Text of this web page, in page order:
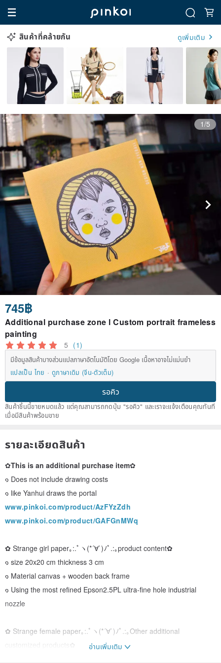
สินค้าที่คล้ายกัน ดูเพิ่มเติม
1/5
745฿
Additional purchase zone l Custom portrait frameless
painting
5 (1)
มีข้อมูลสินค้าบางส่วนแปลภาษาอัตโนมัติโดย Google เนื้อหาอาจไม่แม่นยำ
แปลเป็น ไทย
ดูภาษาเดิม (จีน-ตัวเต็ม)
รอคิว
สินค้าชิ้นนี้ขายหมดแล้ว แต่คุณสามารถกดปุ่ม "รอคิว" และเราจะแจ้งเตือนคุณทันที
เมื่อมีสินค้าพร้อมขาย
รายละเอียดสินค้า
✿This is an additional purchase item✿
๑ Does not include drawing costs
๑ like Yanhui draws the portal
www.pinkoi.com/product/AzFYzZdh
www.pinkoi.com/product/GAFGnMWq
✿ Strange girl paper｡:.ﾟヽ(*´∀`)ﾉﾟ.:｡product content✿
๑ size 20x20 cm thickness 3 cm
๑ Material canvas + wooden back frame
๑ Using the most refined Epson2.5PL ultra-fine hole industrial
nozzle
✿ Strange female paper｡:.ﾟヽ(*´∀`)ﾉﾟ.:｡Other additional
customized products✿
อ่านเพิ่มเติม